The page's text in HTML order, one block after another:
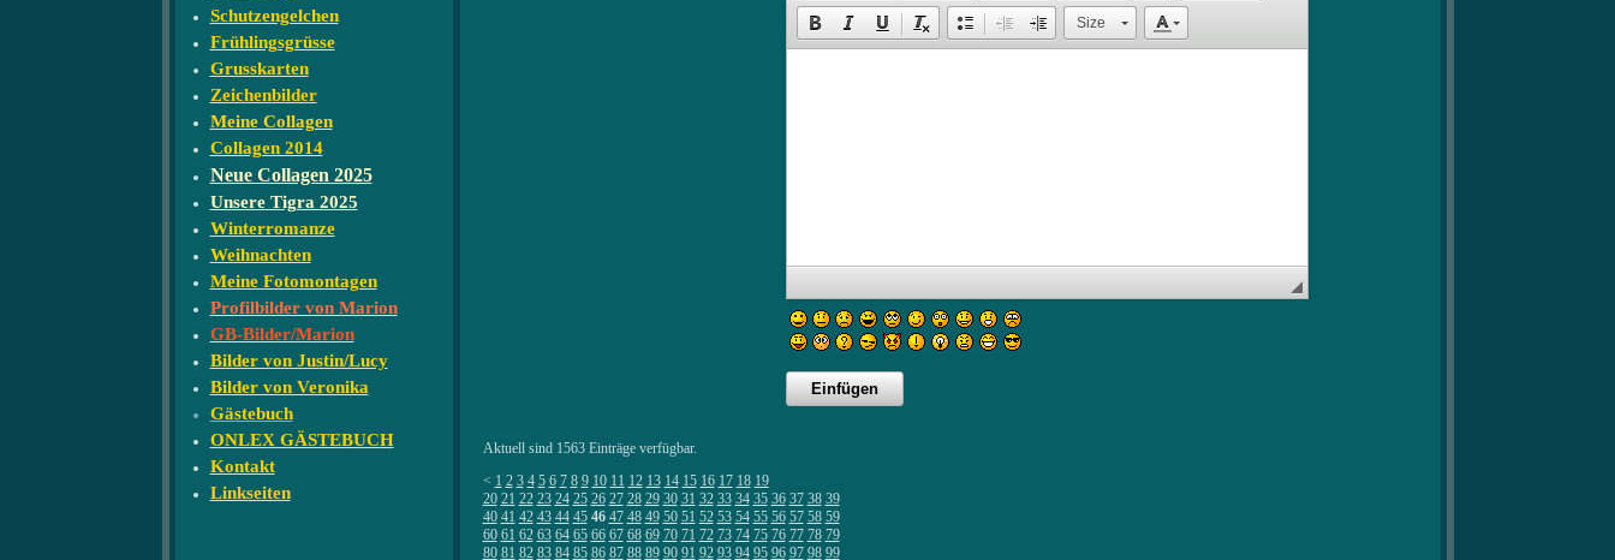
Schutzengelchen
Frühlingsgrüsse
Grusskarten
Zeichenbilder
Meine Collagen
Collagen 2014
Neue Collagen 2025
Unsere Tigra 2025
Winterromanze
Weihnachten
Meine Fotomontagen
Profilbilder von Marion
GB-Bilder/Marion
Bilder von Justin/Lucy
Bilder von Veronika
Gästebuch
ONLEX GÄSTEBUCH
Kontakt
Linkseiten
Size
Aktuell sind 1563 Einträge verfügbar.
< 1 2 3 4 5 6 7 8 9 10 11 12 13 14 15 16 17 18 19
20 21 22 23 24 25 26 27 28 29 30 31 32 33 34 35 36 37 38 39
40 41 42 43 44 45 46 47 48 49 50 51 52 53 54 55 56 57 58 59
60 61 62 63 64 65 66 67 68 69 70 71 72 73 74 75 76 77 78 79
80 81 82 83 84 85 86 87 88 89 90 91 92 93 94 95 96 97 98 99